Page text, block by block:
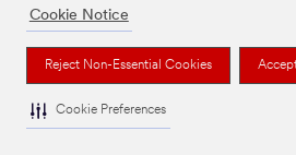
Cookie Notice
Reject Non-Essential Cookies
Cookie Preferences